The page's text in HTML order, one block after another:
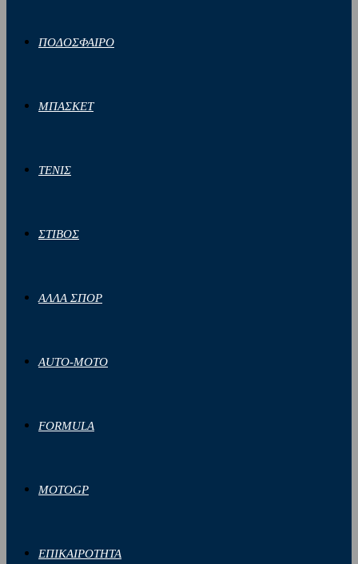
ΠΟΔΟΣΦΑΙΡΟ
ΜΠΑΣΚΕΤ
ΤΕΝΙΣ
ΣΤΙΒΟΣ
ΑΛΛΑ ΣΠΟΡ
AUTO-MOTO
FORMULA
MOTOGP
ΕΠΙΚΑΙΡΟΤΗΤΑ